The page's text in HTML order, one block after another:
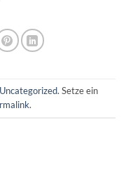
Uncategorized. Setze ein
.